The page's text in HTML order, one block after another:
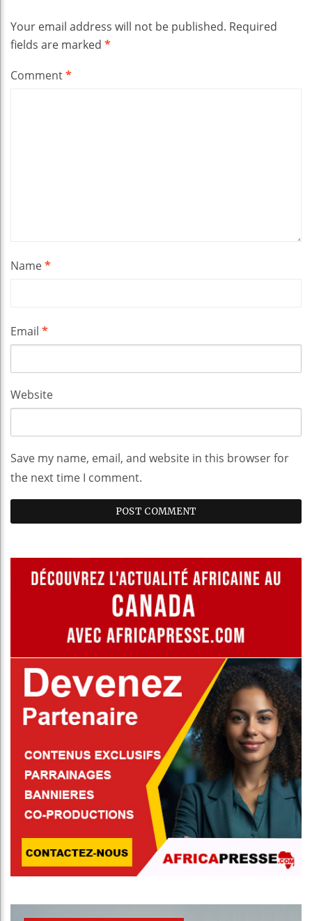
Your email address will not be published. Required
fields are marked *
Comment*
Name*
Email *
Website
Save my name, email, and website in this browser for
the next time I comment.